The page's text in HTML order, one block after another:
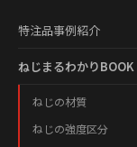
特注品事例紹介
ねじまるわかりBOOK
ねじの材質
ねじの強度区分